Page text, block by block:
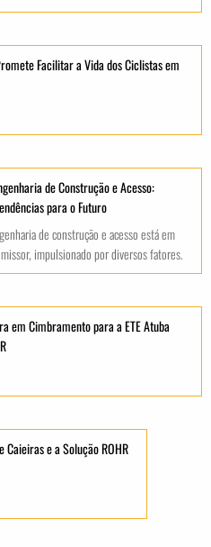
Facilitar a Vida dos Ciclistas em
de Construção e Acesso:
para o Futuro
de construção e acesso está em
impulsionado por diversos fatores.
em Cimbramento para a ETE Atuba
Caieiras e a Solução ROHR